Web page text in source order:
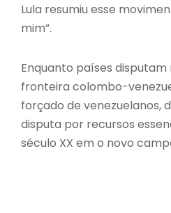
Lula resumiu esse
mim”.
Enquanto países
fronteira colombo-
forçado de venezuelanos,
disputa por recursos
século XX em o novo